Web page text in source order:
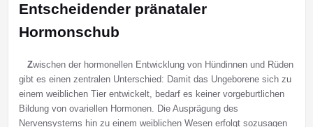
Entscheidender pränataler
Hormonschub
Zwischen der hormonellen Entwicklung von Hündinnen und Rüden
gibt es einen zentralen Unterschied: Damit das Ungeborene sich zu
einem weiblichen Tier entwickelt, bedarf es keiner vorgeburtlichen
Bildung von ovariellen Hormonen. Die Ausprägung des
Nervensystems hin zu einem weiblichen Wesen erfolgt sozusagen